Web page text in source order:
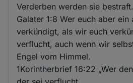
Verderben werden sie bestraft.
Galater 1:8 Wer euch aber ein
verkündigt, als wir euch
verflucht, auch wenn wir
Engel vom Himmel.
1Korintherbrief 16:22 „Wer